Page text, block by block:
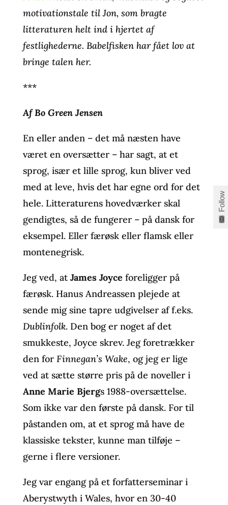
motivationstale til Jon, som bragte
litteraturen helt ind i hjertet af
festlighederne. Babelfisken har fået lov at
bringe talen her.
***
Af Bo Green Jensen
En eller anden – det må næsten have
været en oversætter – har sagt, at et
sprog, især et lille sprog, kun bliver ved
med at leve, hvis det har egne ord for det
hele. Litteraturens hovedværker skal
gendigtes, så de fungerer – på dansk for
eksempel. Eller færøsk eller flamsk eller
montenegrisk.
Jeg ved, at James Joyce foreligger på
færøsk. Hanus Andreassen plejede at
sende mig sine tapre udgivelser af f.eks.
Dublinfolk. Den bog er noget af det
smukkeste, Joyce skrev. Jeg foretrækker
den for Finnegan’s Wake, og jeg er lige
ved at sætte større pris på de noveller i
Anne Marie Bjergs 1988-oversættelse.
Som ikke var den første på dansk. For til
påstanden om, at et sprog må have de
klassiske tekster, kunne man tilføje –
gerne i flere versioner.
Jeg var engang på et forfatterseminar i
Aberystwyth i Wales, hvor en 30-40
Follow